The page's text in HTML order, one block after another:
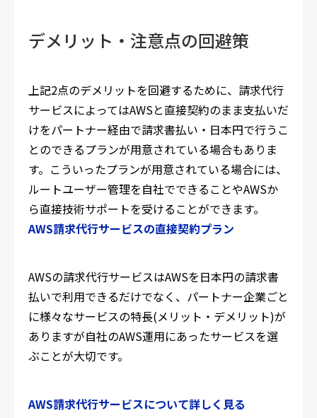
デメリット・注意点の回避策
上記2点のデメリットを回避するために、請求代行
サービスによってはAWSと直接契約のまま支払いだ
けをパートナー経由で請求書払い・日本円で行うこ
とのできるプランが用意されている場合もありま
す。こういったプランが用意されている場合には、
ルートユーザー管理を自社でできることやAWSか
ら直接技術サポートを受けることができます。
AWS請求代行サービスの直接契約プラン
AWSの請求代行サービスはAWSを日本円の請求書
払いで利用できるだけでなく、パートナー企業ごと
に様々なサービスの特長(メリット・デメリット)が
ありますが自社のAWS運用にあったサービスを選
ぶことが大切です。
AWS請求代行サービスについて詳しく見る